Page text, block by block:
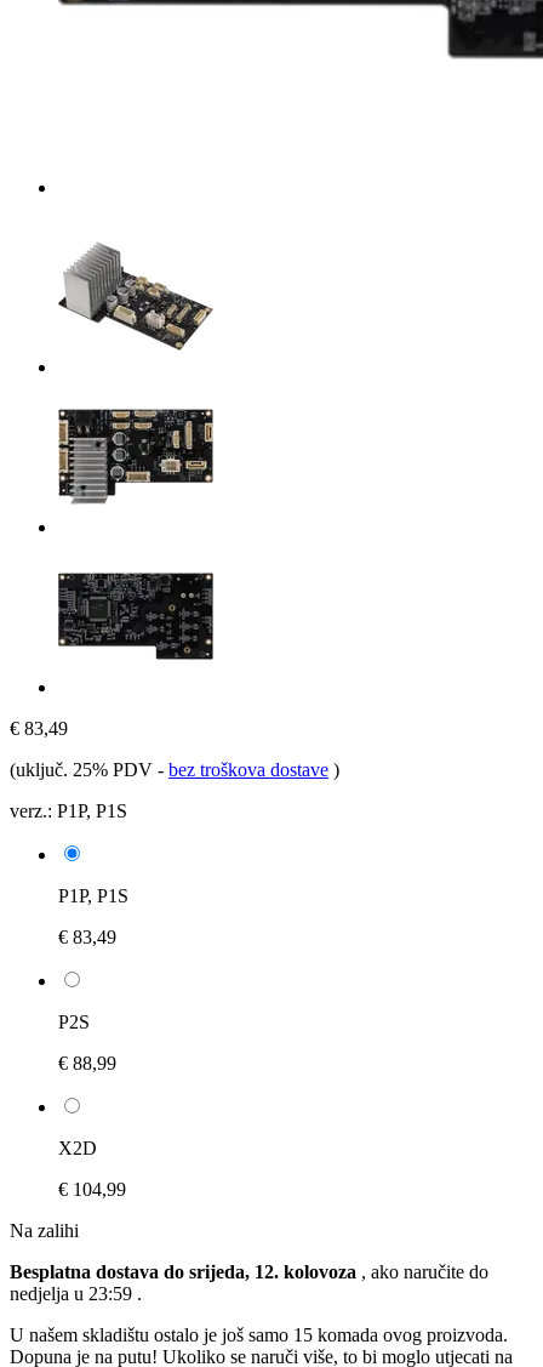
€ 83,49
(uključ. 25% PDV - bez troškova dostave )
verz.: P1P, P1S
P1P, P1S
€ 83,49
P2S
€ 88,99
X2D
€ 104,99
Na zalihi
Besplatna dostava do srijeda, 12. kolovoza , ako naručite do
nedjelja u 23:59 .
U našem skladištu ostalo je još samo 15 komada ovog proizvoda.
Dopuna je na putu! Ukoliko se naruči više, to bi moglo utjecati na